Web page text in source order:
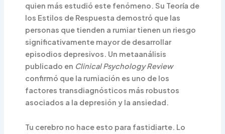
quien más estudió este fenómeno. Su Teoría de
los Estilos de Respuesta demostró que las
personas que tienden a rumiar tienen un riesgo
significativamente mayor de desarrollar
episodios depresivos. Un metaanálisis
publicado en Clinical Psychology Review
confirmó que la rumiación es uno de los
factores transdiagnósticos más robustos
asociados a la depresión y la ansiedad.
Tu cerebro no hace esto para fastidiarte. Lo